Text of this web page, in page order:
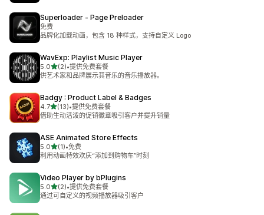
Superloader ‑ Page Preloader
免费
品牌化加载动画，包含 18 种样式，支持自定义 Logo
WavExp: Playlist Music Player
5.0星（满分 5 星）
(2)
总共 2 条评论
•提供免费套餐
供艺术家和品牌展示其音乐的音乐播放器。
Badgy : Product Label & Badges
4.7星（满分 5 星）
(13)
总共 13 条评论
•提供免费套餐
借助生动活泼的促销徽章吸引客户并提升销量
ASE Animated Store Effects
5.0星（满分 5 星）
(1)
总共 1 条评论
•免费
利用动画特效欢庆“添加到购物车”时刻
Video Player by bPlugins
5.0星（满分 5 星）
(2)
总共 2 条评论
•提供免费套餐
通过可自定义的视频播放器吸引客户